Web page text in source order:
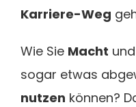
Karriere-Weg
Wie Sie Macht und
sogar etwas
nutzen können?